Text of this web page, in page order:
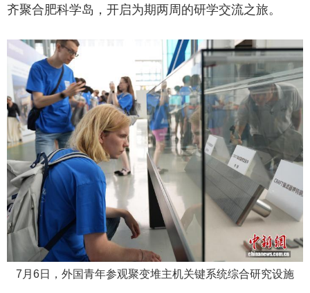
齐聚合肥科学岛，开启为期两周的研学交流之旅。
7月6日，外国青年参观聚变堆主机关键系统综合研究设施